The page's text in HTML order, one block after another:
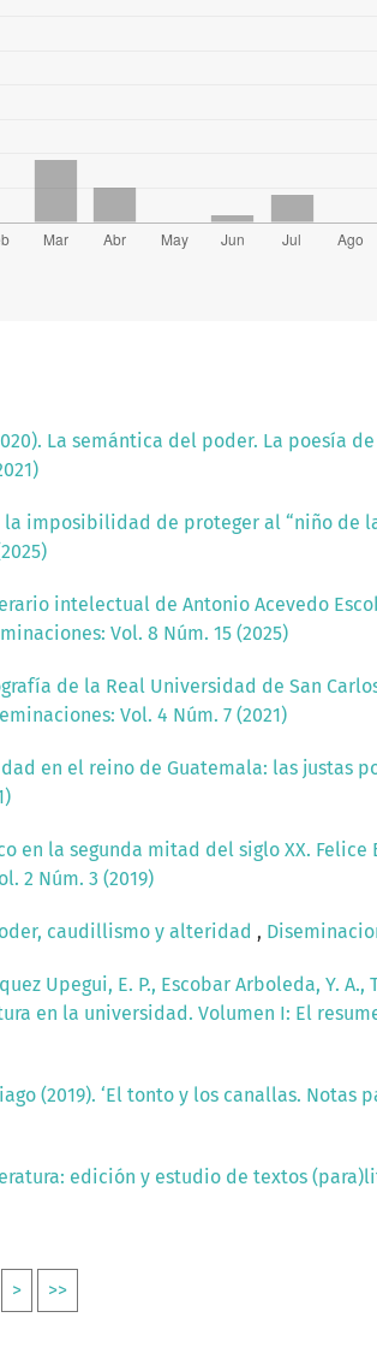
La semántica del poder. La poesía
la imposibilidad de proteger al “niño de
intelectual de Antonio Acevedo
Vol. 8 Núm. 15 (2025)
de la Real Universidad de San
Vol. 4 Núm. 7 (2021)
en el reino de Guatemala: las justas
en la segunda mitad del siglo XX.
2 Núm. 3 (2019)
caudillismo y alteridad ,
Upegui, E. P., Escobar Arboleda, Y. A.,
en la universidad. Volumen I: El
(2019). ‘El tonto y los canallas. Notas
edición y estudio de textos
> >>